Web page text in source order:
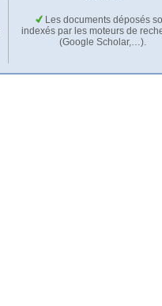
Les documents déposés
indexés par les moteurs de
(Google Scholar,…).